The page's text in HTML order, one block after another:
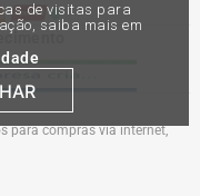
de visitas para
saiba mais em
para compras via internet,